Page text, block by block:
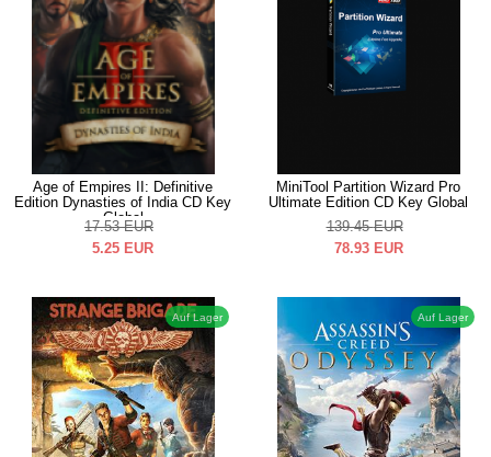
Age of Empires II: Definitive
Edition Dynasties of India CD Key
Global
17.53 EUR
5.25 EUR
MiniTool Partition Wizard Pro
Ultimate Edition CD Key Global
139.45 EUR
78.93 EUR
Auf Lager Auf Lager